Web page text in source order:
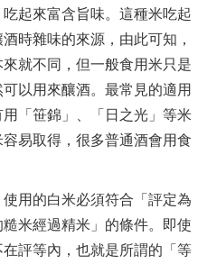
起來富含旨味。這種米吃起
時雜味的來源，由此可知，
就不同，但一般食用米只是
以用來釀酒。最常見的適用
「笹錦」、「日之光」等米
易取得，很多普通酒會用食
用的白米必須符合「評定為
米經過精米」的條件。即使
評等內，也就是所謂的「等